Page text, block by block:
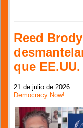
Reed
que
21 de julio de 2026
Democracy Now!